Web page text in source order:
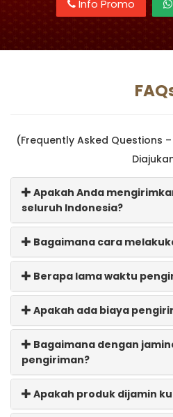
Info Promo
(Frequently Asked Questions
Apakah Anda
seluruh Indonesia?
Bagaimana cara
Berapa lama waktu
Apakah ada biaya
Bagaimana dengan
pengiriman?
Apakah produk dijamin